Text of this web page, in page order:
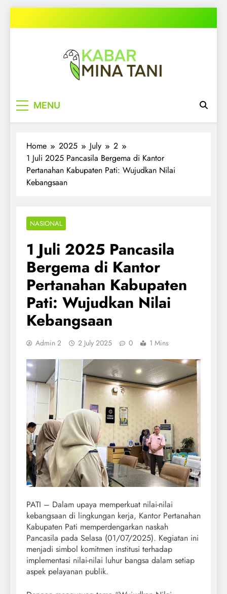
to
MENU
Home 2025 July
2
1 Juli 2025 Pancasila Bergema di Kantor
Pertanahan Kabupaten Pati: Wujudkan Nilai
Kebangsaan
NASIONAL
1 Juli 2025 Pancasila
Bergema di Kantor
Pertanahan Kabupaten
Pati: Wujudkan Nilai
Kebangsaan
Admin 2 2 July 2025 0 1 Mins
PATI – Dalam upaya memperkuat nilai-nilai
kebangsaan di lingkungan kerja, Kantor Pertanahan
Kabupaten Pati memperdengarkan naskah
Pancasila pada Selasa (01/07/2025). Kegiatan ini
menjadi simbol komitmen institusi terhadap
implementasi nilai-nilai luhur bangsa dalam setiap
aspek pelayanan publik.